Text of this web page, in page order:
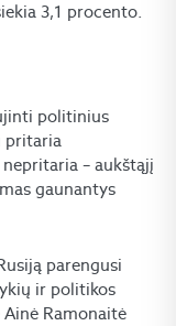
3,1 procento.
politinius
pritaria
– aukštąjį
gaunantys
parengusi
ir politikos
Ramonaitė